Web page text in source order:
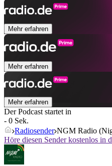
Mehr erfahren
Mehr erfahren
Mehr erfahren
Der Podcast startet in
- 0 Sek.
Radiosender NGM Radio
Höre diesen Sender kostenlos in